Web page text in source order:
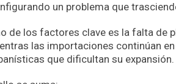
un problema que
de los factores clave es la falta de
las importaciones continúan
que dificultan su expansión.